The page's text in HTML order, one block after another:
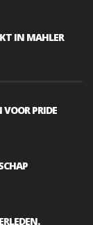
IN MAHLER
PRIDE